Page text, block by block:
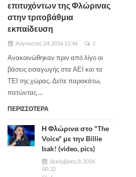
επιτυχόντων της Φλώρινας
στην τριτοβάθμια
εκπαίδευση
Αύγουστος 24, 2016 11:46 1
Ανακοινώθηκαν πριν από λίγο οι
βάσεις εισαγωγής στα ΑΕΙ και τα
ΤΕΙ της χώρας. Δείτε παρακάτω,
πατώντας ...
ΠΕΡΙΣΣΟΤΕΡΑ
Η Φλώρινα στο "The
Voice" με την Billie
Isak! (video, pics)
Δεκέμβριος 8, 2016
00:32